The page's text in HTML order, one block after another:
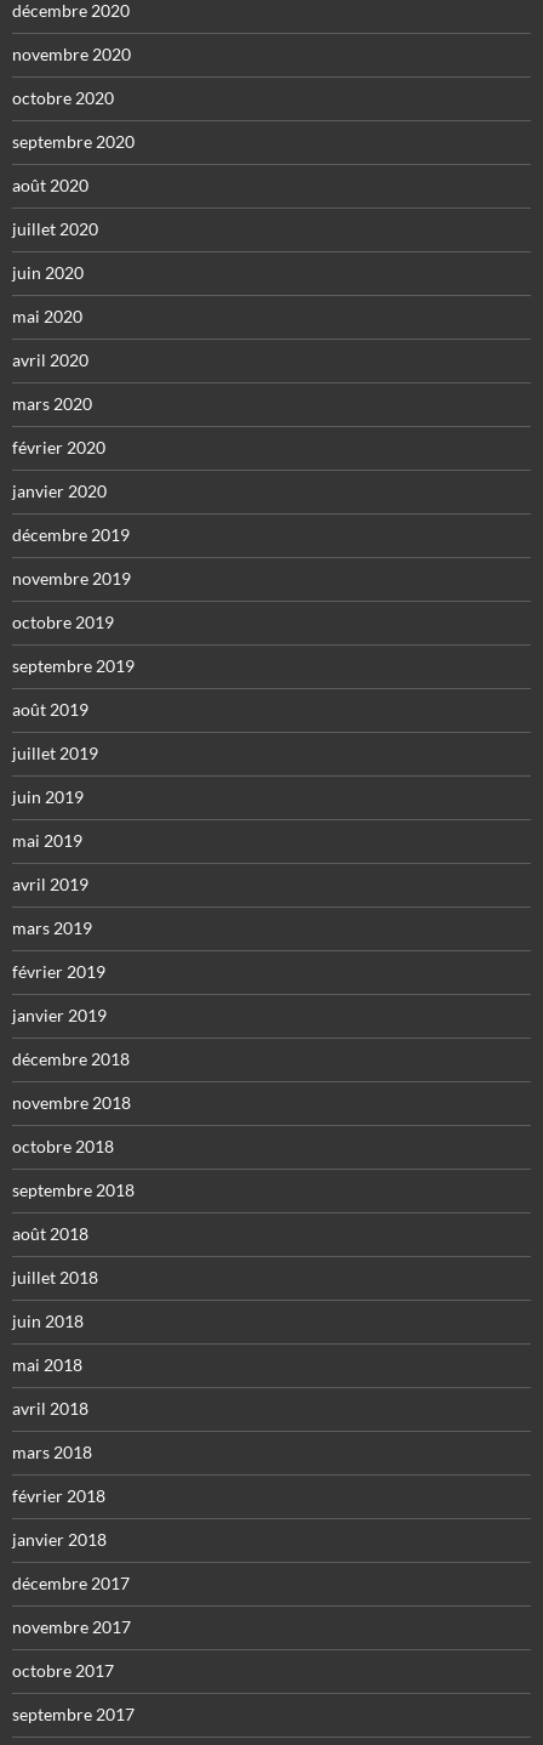
décembre 2020
novembre 2020
octobre 2020
septembre 2020
août 2020
juillet 2020
juin 2020
mai 2020
avril 2020
mars 2020
février 2020
janvier 2020
décembre 2019
novembre 2019
octobre 2019
septembre 2019
août 2019
juillet 2019
juin 2019
mai 2019
avril 2019
mars 2019
février 2019
janvier 2019
décembre 2018
novembre 2018
octobre 2018
septembre 2018
août 2018
juillet 2018
juin 2018
mai 2018
avril 2018
mars 2018
février 2018
janvier 2018
décembre 2017
novembre 2017
octobre 2017
septembre 2017